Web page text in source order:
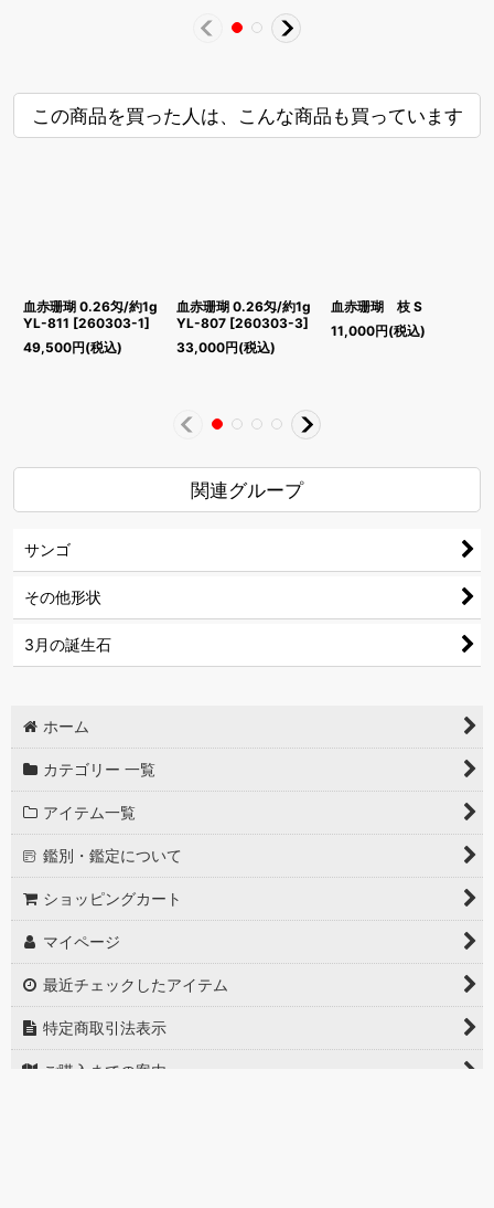
この商品を買った人は、こんな商品も買っています
血赤珊瑚 0.26匁/約1g
YL-811 [260303-1]
49,500円(税込)
血赤珊瑚 0.26匁/約1g
YL-807 [260303-3]
33,000円(税込)
血赤珊瑚 枝 S
11,000円(税込)
関連グループ
サンゴ
その他形状
3月の誕生石
ホーム
カテゴリー 一覧
アイテム一覧
鑑別・鑑定について
ショッピングカート
マイページ
最近チェックしたアイテム
特定商取引法表示
ご購入までの案内